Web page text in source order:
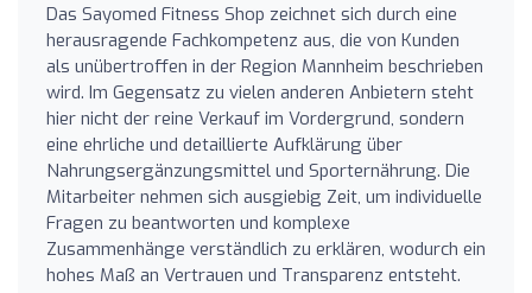
Das Sayomed Fitness Shop zeichnet sich durch eine
herausragende Fachkompetenz aus, die von Kunden
als unübertroffen in der Region Mannheim beschrieben
wird. Im Gegensatz zu vielen anderen Anbietern steht
hier nicht der reine Verkauf im Vordergrund, sondern
eine ehrliche und detaillierte Aufklärung über
Nahrungsergänzungsmittel und Sporternährung. Die
Mitarbeiter nehmen sich ausgiebig Zeit, um individuelle
Fragen zu beantworten und komplexe
Zusammenhänge verständlich zu erklären, wodurch ein
hohes Maß an Vertrauen und Transparenz entsteht.